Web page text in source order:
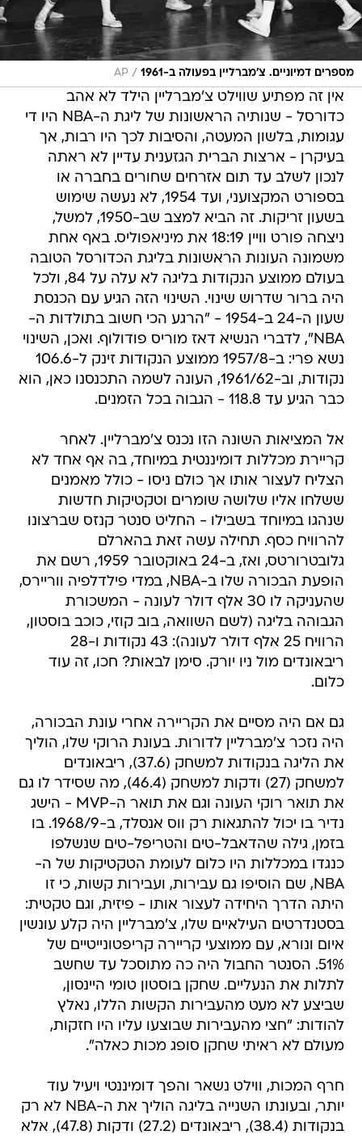
מספרים דמיוניים. צ'מברליין בפעולה ב-1961 /
AP
אין זה מפתיע שווילט צ'מברליין הילד לא אהב
כדורסל - שנותיה הראשונות של ליגת ה-NBA היו די
עגומות, בלשון המעטה, והסיבות לכך היו רבות, אך
בעיקרן - ארצות הברית הגזענית עדיין לא ראתה
לנכון לשלב עד תום אזרחים שחורים בחברה או
בספורט המקצועני, ועד 1954, לא נעשה שימוש
בשעון זריקות. זה הביא למצב שב-1950, למשל,
ניצחה פורט וויין 18:19 את מיניאפוליס. באף אחת
משמונה העונות הראשונות בליגת הכדורסל הטובה
בעולם ממוצע הנקודות בליגה לא עלה על 84, ולכל
היה ברור שדרוש שינוי. השינוי הזה הגיע עם הכנסת
שעון ה-24 ב-1954 - "הרגע הכי חשוב בתולדות ה-
NBA", לדברי הנשיא דאז מוריס פודולוף. ואכן, השינוי
נשא פרי: ב-1957/8 ממוצע הנקודות זינק ל-106.6
נקודות, וב-1961/62, העונה לשמה התכנסנו כאן, הוא
כבר הגיע עד 118.8 - הגבוה בכל הזמנים.
אל המציאות השונה הזו נכנס צ'מברליין. לאחר
קריירת מכללות דומיננטית במיוחד, בה אף אחד לא
הצליח לעצור אותו אך כולם ניסו - כולל מאמנים
ששלחו אליו שלושה שומרים וטקטיקות חדשות
שנהגו במיוחד בשבילו - החליט סנטר קנזס שברצונו
להרוויח כסף. תחילה עשה זאת בהארלם
גלובטרורטס, ואז, ב-24 באוקטובר 1959, רשם את
הופעת הבכורה שלו ב-NBA, במדי פילדלפיה ווריירס,
שהעניקה לו 30 אלף דולר לעונה - המשכורת
הגבוהה בליגה (לשם השוואה, בוב קוזי, כוכב בוסטון,
הרוויח 25 אלף דולר לעונה): 43 נקודות ו-28
ריבאונדים מול ניו יורק. סימן לבאות? חכו, זה עוד
כלום.
גם אם היה מסיים את הקריירה אחרי עונת הבכורה,
היה נזכר צ'מברליין לדורות. בעונת הרוקי שלו, הוליך
את הליגה בנקודות למשחק (37.6), ריבאונדים
למשחק (27) ודקות למשחק (46.4), מה שסידר לו גם
את תואר רוקי העונה וגם את תואר ה-MVP - הישג
נדיר בו יכול להתגאות רק ווס אנסלד, ב-1968/9. בו
בזמן, גילה שהדאבל-טים והטריפל-טים שנשלפו
כנגדו במכללות היו כלום לעומת הטקטיקות של ה-
NBA, שם הוסיפו גם עבירות, ועבירות קשות, כי זו
היתה הדרך היחידה לעצור אותו - פיזית, וגם טקטית:
בסטנדרטים העילאיים שלו, צ'מברליין היה קלע עונשין
איום ונורא, עם ממוצעי קריירה קריפטונייטיים של
51%. הסנטר החבול היה כה מתוסכל עד שחשב
לתלות את הנעליים. שחקן בוסטון טומי היינסון,
שביצע לא מעט מהעבירות הקשות הללו, נאלץ
להודות: "חצי מהעבירות שבוצעו עליו היו חזקות,
מעולם לא ראיתי שחקן סופג מכות כאלה".
חרף המכות, ווילט נשאר והפך דומיננטי ויעיל עוד
יותר, ובעונתו השנייה בליגה הוליך את ה-NBA לא רק
בנקודות (38.4), ריבאונדים (27.2) ודקות (47.8), אלא